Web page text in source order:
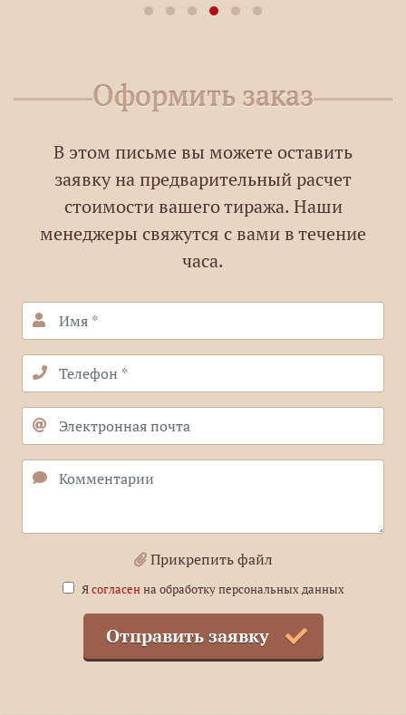
Оформить заказ
В этом письме вы можете оставить
заявку на предварительный расчет
стоимости вашего тиража. Наши
менеджеры свяжутся с вами в течение
часа.
Прикрепить файл
Ясогласенна обработку персональных данных
Отправить заявку